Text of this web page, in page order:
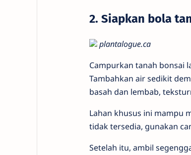
2. Siapkan bola
plantalogue.ca
Campurkan tanah bonsai
Tambahkan air sedikit
basah dan lembab,
Lahan khusus ini mampu
tidak tersedia, gunakan
Setelah itu, ambil